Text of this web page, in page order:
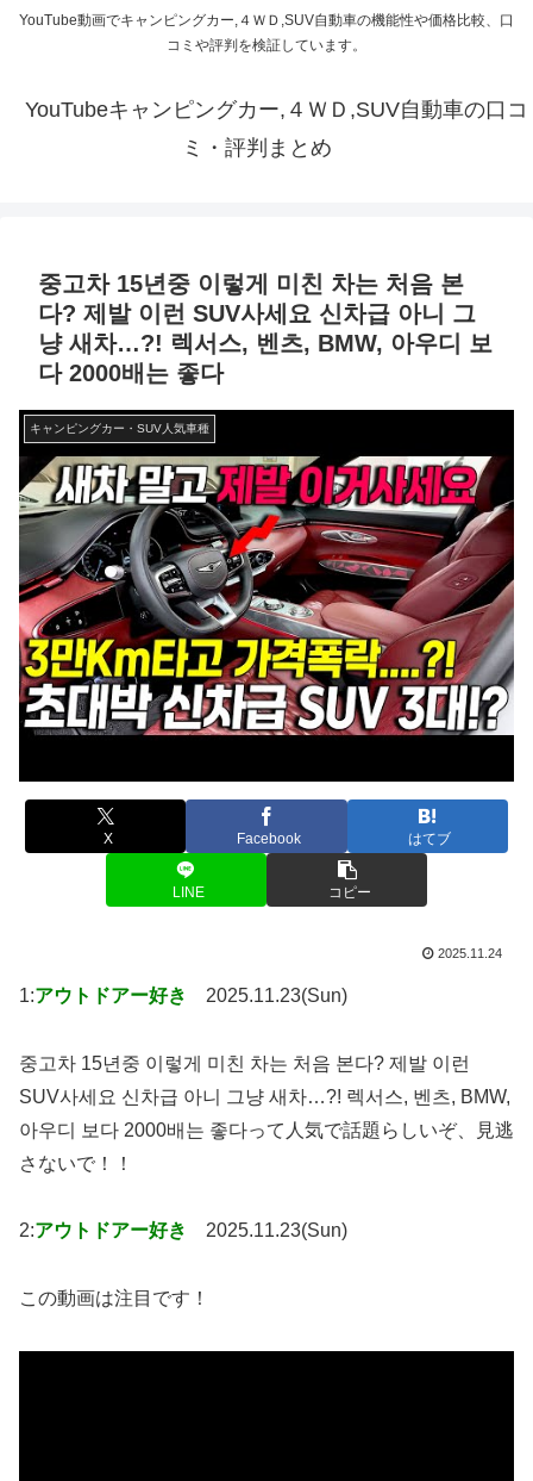
YouTube動画でキャンピングカー,４ＷＤ,SUV自動車の機能性や価格比較、口
コミや評判を検証しています。
YouTubeキャンピングカー,４ＷＤ,SUV自動車の口コ
ミ・評判まとめ
중고차 15년중 이렇게 미친 차는 처음 본
다? 제발 이런 SUV사세요 신차급 아니 그
냥 새차…?! 렉서스, 벤츠, BMW, 아우디 보
다 2000배는 좋다
キャンピングカー・SUV人気車種
X Facebook はてブ
LINE コピー
2025.11.24
1:アウトドアー好き 2025.11.23(Sun)
중고차 15년중 이렇게 미친 차는 처음 본다? 제발 이런
SUV사세요 신차급 아니 그냥 새차…?! 렉서스, 벤츠, BMW,
아우디 보다 2000배는 좋다って人気で話題らしいぞ、見逃
さないで！！
2:アウトドアー好き 2025.11.23(Sun)
この動画は注目です！